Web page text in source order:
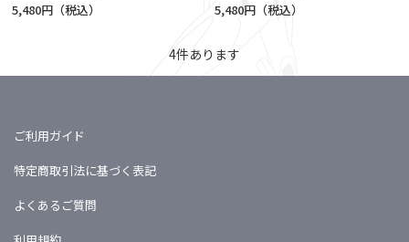
5,480円 5,480円
4件あります
ご利用ガイド
特定商取引法に基づく表記
よくあるご質問